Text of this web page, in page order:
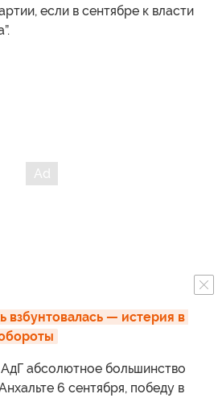
если в сентябре к власти
— истерия в
абсолютное большинство
6 сентября, победу в